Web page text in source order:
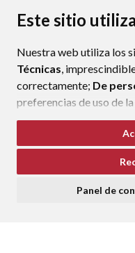
Este sitio
Nuestra web utiliza los
Técnicas,
correctamente; De
preferencias de uso de
funcionamiento de la
Si acepta pulsando el
consideramos que
ninguna acción, se
Panel de
PROTECCIÓN DE